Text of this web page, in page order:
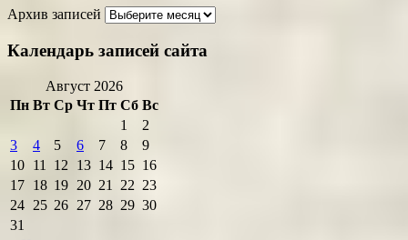
Архив записей
Календарь записей сайта
Август 2026
Пн Вт Ср Чт Пт Сб Вс
1
2
3
4 5 6 7 8
9
10 11 12 13 14 15 16
17 18 19 20 21 22 23
24 25 26 27 28 29 30
31